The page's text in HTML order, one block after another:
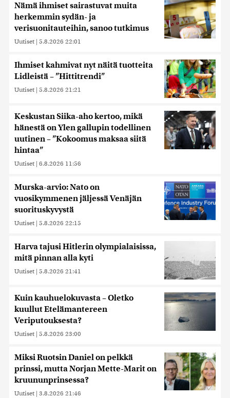
Nämä ihmiset sairastuvat muita
herkemmin sydän- ja
verisuonitauteihin, sanoo tutkimus
Uutiset | 5.8.2026 22:01
Ihmiset kahmivat nyt näitä tuotteita
Lidleistä – ”Hittitrendi”
Uutiset | 5.8.2026 21:21
Keskustan Siika-aho kertoo, mikä
hänestä on Ylen gallupin todellinen
uutinen – ”Kokoomus maksaa siitä
hintaa”
Uutiset | 6.8.2026 11:56
Murska-arvio: Nato on
vuosikymmenen jäljessä Venäjän
suorituskyvystä
Uutiset | 5.8.2026 22:15
Harva tajusi Hitlerin olympialaisissa,
mitä pinnan alla kyti
Uutiset | 5.8.2026 21:41
Kuin kauhuelokuvasta – Oletko
kuullut Etelämantereen
Veriputouksesta?
Uutiset | 5.8.2026 23:00
Miksi Ruotsin Daniel on pelkkä
prinssi, mutta Norjan Mette-Marit on
kruununprinsessa?
Uutiset | 3.8.2026 21:46